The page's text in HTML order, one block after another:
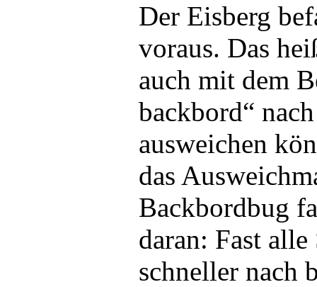
Der Eisberg
voraus. Das
auch mit dem
backbord“
ausweichen
das
Backbordbug
daran: Fast
schneller nach